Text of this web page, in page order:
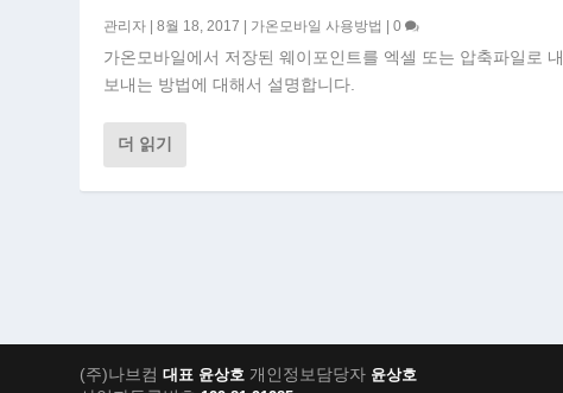
관리자 |8월 18, 2017 | 가온모바일 사용방법 |0
가온모바일에서 저장된 웨이포인트를 엑셀 또는 압축파일로 내
보내는 방법에 대해서 설명합니다.
더 읽기
(주)나브컴대표 윤상호 개인정보담당자 윤상호